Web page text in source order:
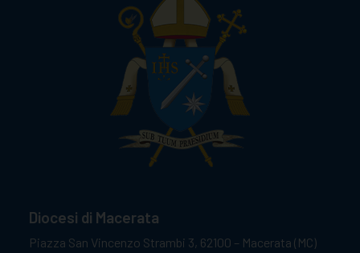
Diocesi di Macerata
Piazza San Vincenzo Strambi 3, 62100 – Macerata (MC)